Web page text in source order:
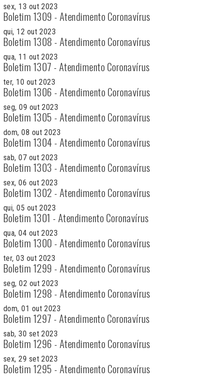
sex, 13 out 2023
Boletim 1309 - Atendimento Coronavírus
qui, 12 out 2023
Boletim 1308 - Atendimento Coronavírus
qua, 11 out 2023
Boletim 1307 - Atendimento Coronavírus
ter, 10 out 2023
Boletim 1306 - Atendimento Coronavírus
seg, 09 out 2023
Boletim 1305 - Atendimento Coronavírus
dom, 08 out 2023
Boletim 1304 - Atendimento Coronavírus
sab, 07 out 2023
Boletim 1303 - Atendimento Coronavírus
sex, 06 out 2023
Boletim 1302 - Atendimento Coronavírus
qui, 05 out 2023
Boletim 1301 - Atendimento Coronavírus
qua, 04 out 2023
Boletim 1300 - Atendimento Coronavírus
ter, 03 out 2023
Boletim 1299 - Atendimento Coronavírus
seg, 02 out 2023
Boletim 1298 - Atendimento Coronavírus
dom, 01 out 2023
Boletim 1297 - Atendimento Coronavírus
sab, 30 set 2023
Boletim 1296 - Atendimento Coronavírus
sex, 29 set 2023
Boletim 1295 - Atendimento Coronavírus